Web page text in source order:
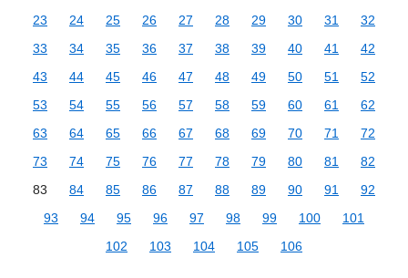
23
24 25 26 27 28 29 30 31
32
33
34 35 36 37 38 39 40 41
42
43
44 45 46 47 48 49 50 51
52
53
54 55 56 57 58 59 60 61
62
63
64 65 66 67 68 69 70 71
72
73
74 75 76 77 78 79 80 81
82
83
84 85 86 87 88 89 90 91
92
93
94 95 96 97 98 99 100
101
102
103 104 105 106